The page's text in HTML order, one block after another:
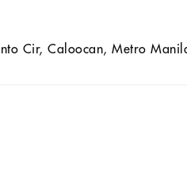
Cir, Caloocan, Metro